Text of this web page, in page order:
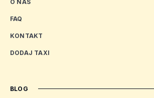
O NAS
FAQ
KONTAKT
DODAJ TAXI
BLOG